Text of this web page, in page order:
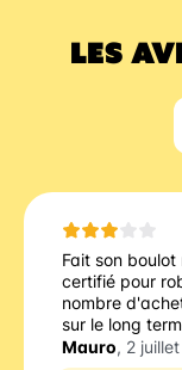
LES
Fait son
certifié pour
nombre
sur le long
Mauro, 2